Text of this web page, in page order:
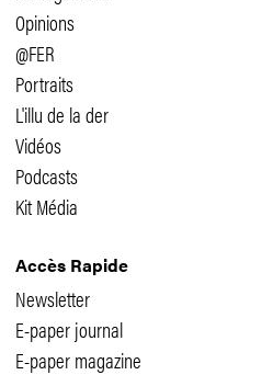
Opinions
@FER
Portraits
L'illu de la der
Vidéos
Podcasts
Kit Média
Accès Rapide
Newsletter
E-paper journal
E-paper magazine